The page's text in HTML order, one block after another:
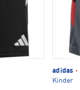
adidas ·
Kinder